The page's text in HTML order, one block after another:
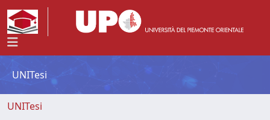
UNITesi
UNITesi